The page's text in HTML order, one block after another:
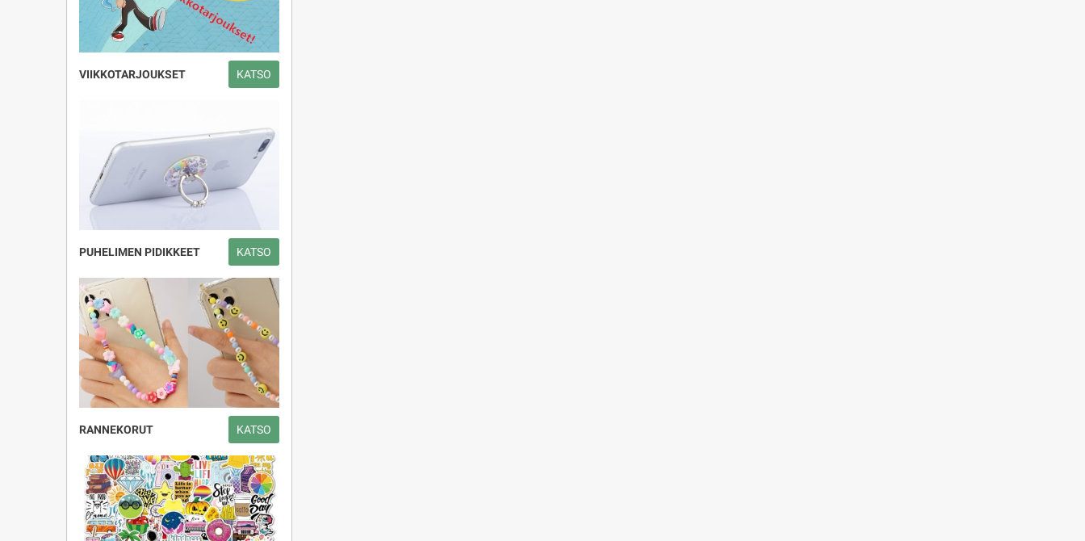
VIIKKOTARJOUKSET KATSO
PUHELIMEN PIDIKKEET KATSO
RANNEKORUT KATSO